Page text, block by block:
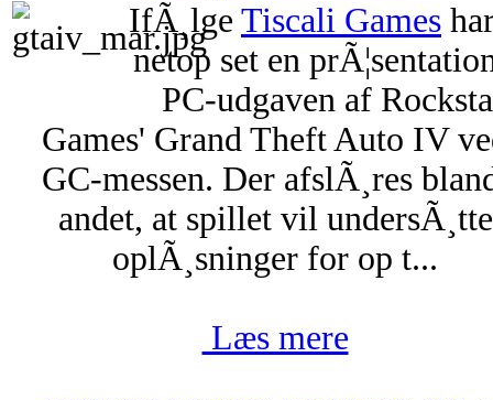
IfÃ¸lge Tiscali Games
netop set en
PC-udgaven af
Games' Grand Theft Auto IV
GC-messen. Der afslÃ¸res
andet, at spillet vil undersÃ¸tte
oplÃ¸sninger for op t...
Læs mere